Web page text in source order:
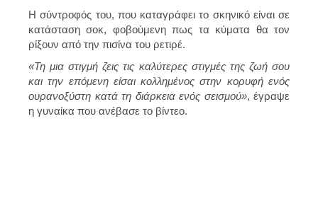
Η σύντροφός του, που καταγράφει το σκηνικό είναι σε
κατάσταση σοκ, φοβούμενη πως τα κύματα θα τον
ρίξουν από την πισίνα του ρετιρέ.
«Τη μια στιγμή ζεις τις καλύτερες στιγμές της ζωή σου
και την επόμενη είσαι κολλημένος στην κορυφή ενός
ουρανοξύστη κατά τη διάρκεια ενός σεισμού», έγραψε
η γυναίκα που ανέβασε το βίντεο.